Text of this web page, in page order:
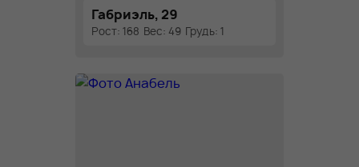
Габриэль, 29
Рост: 168 Вес: 49 Грудь: 1